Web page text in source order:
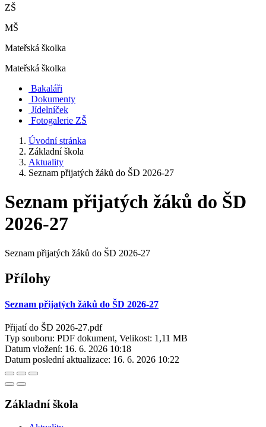
ZŠ
MŠ
Mateřská školka
Mateřská školka
Bakaláři
Dokumenty
Jídelníček
Fotogalerie ZŠ
Úvodní stránka
Základní škola
Aktuality
Seznam přijatých žáků do ŠD 2026-27
Seznam přijatých žáků do ŠD
2026-27
Seznam přijatých žáků do ŠD 2026-27
Přílohy
Seznam přijatých žáků do ŠD 2026-27
Přijatí do ŠD 2026-27.pdf
Typ souboru: PDF dokument, Velikost: 1,11 MB
Datum vložení: 16. 6. 2026 10:18
Datum poslední aktualizace: 16. 6. 2026 10:22
Základní škola